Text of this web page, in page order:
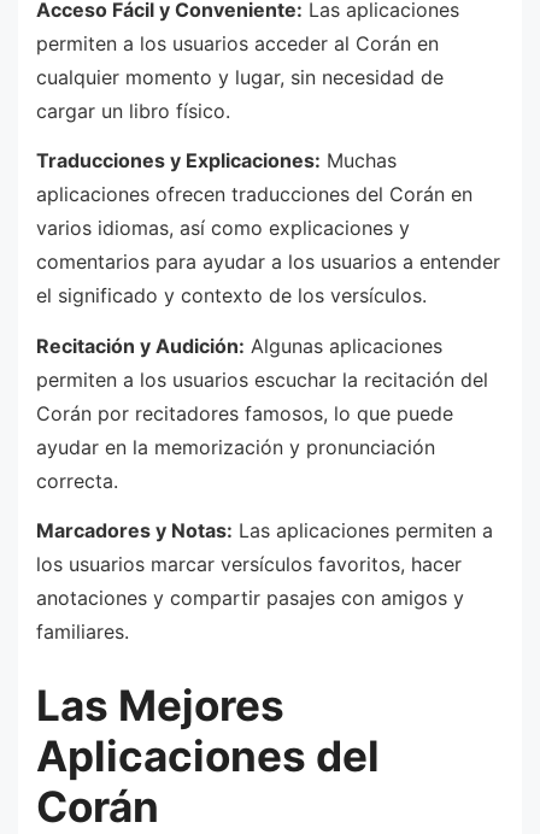
Acceso Fácil y Conveniente: Las aplicaciones
permiten a los usuarios acceder al Corán en
cualquier momento y lugar, sin necesidad de
cargar un libro físico.
Traducciones y Explicaciones: Muchas
aplicaciones ofrecen traducciones del Corán en
varios idiomas, así como explicaciones y
comentarios para ayudar a los usuarios a entender
el significado y contexto de los versículos.
Recitación y Audición: Algunas aplicaciones
permiten a los usuarios escuchar la recitación del
Corán por recitadores famosos, lo que puede
ayudar en la memorización y pronunciación
correcta.
Marcadores y Notas: Las aplicaciones permiten a
los usuarios marcar versículos favoritos, hacer
anotaciones y compartir pasajes con amigos y
familiares.
Las Mejores
Aplicaciones del
Corán